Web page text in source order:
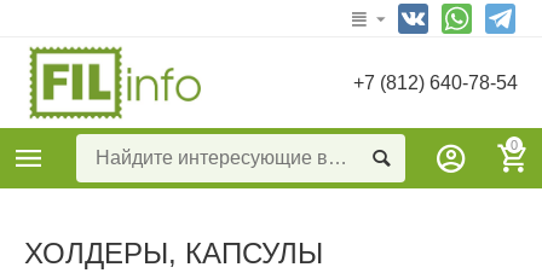
+7 (812) 640-78-54
0
ХОЛДЕРЫ, КАПСУЛЫ